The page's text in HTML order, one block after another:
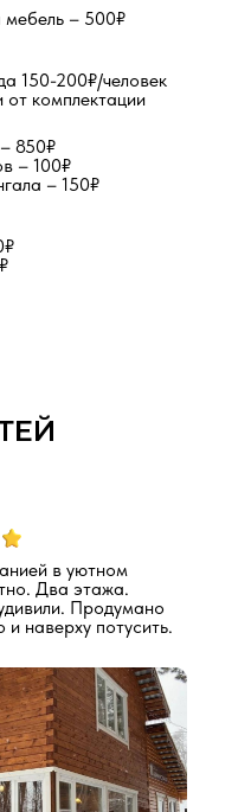
мебель – 500₽
150-200₽/человек
от комплектации
850₽
– 100₽
– 150₽
в уютном
Два этажа.
Продумано
наверху потусить.